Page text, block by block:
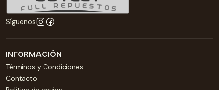
Síguenos
INFORMACIÓN
Términos y Condiciones
Contacto